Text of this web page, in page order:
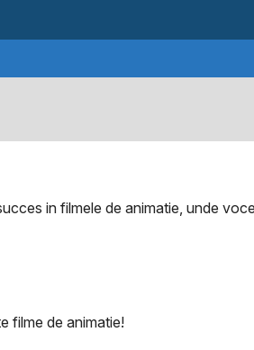
in filmele de animatie, unde
filme de animatie!